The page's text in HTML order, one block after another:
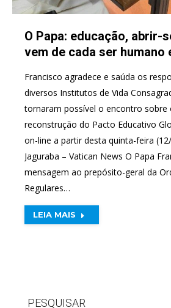
O Papa: educação, abrir-
vem de cada ser humano
Francisco agradece e saúda os
diversos Institutos de Vida
tornaram possível o encontro sobre
reconstrução do Pacto Educativo
on-line a partir desta quinta-feira
Jaguraba – Vatican News O Papa
mensagem ao prepósito-geral da
Regulares…
LEIA MAIS
PESQUISAR